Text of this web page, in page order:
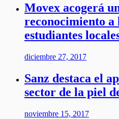
Movex acogerá
reconocimiento a
estudiantes
diciembre 27, 2017
Sanz destaca el
sector de la piel
noviembre 15, 2017